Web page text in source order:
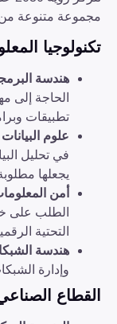
مجموعة متنوعة
تكنولوجيا
هندسة
الحاجة إلى
تطبيقات
علوم
في تحليل
يجعلها
أمن
الطلب على
التحتية
هندسة
وإدارة
القطاع